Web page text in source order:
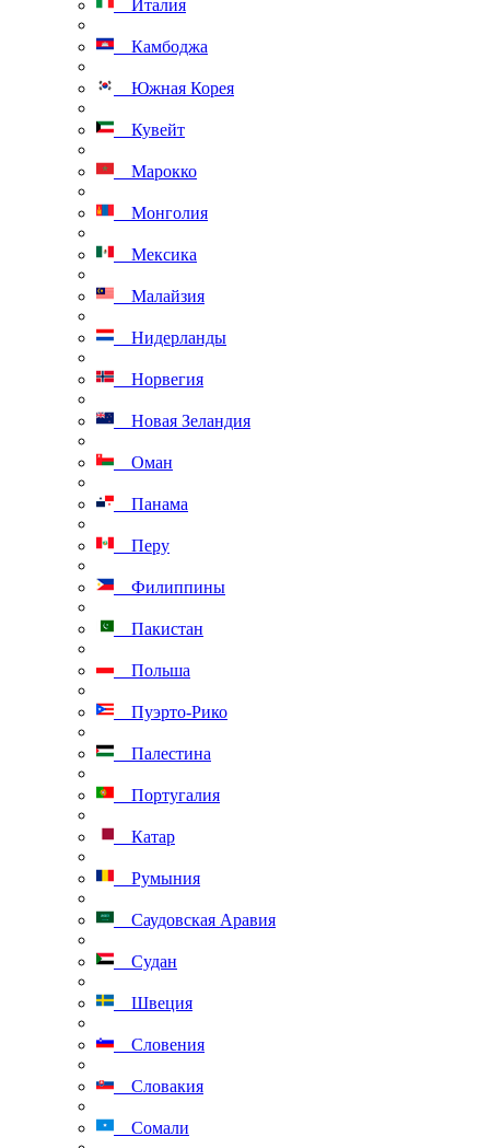
Италия
Камбоджа
Южная Корея
Кувейт
Марокко
Монголия
Мексика
Малайзия
Нидерланды
Норвегия
Новая Зеландия
Оман
Панама
Перу
Филиппины
Пакистан
Польша
Пуэрто-Рико
Палестина
Португалия
Катар
Румыния
Саудовская Аравия
Судан
Швеция
Словения
Словакия
Сомали